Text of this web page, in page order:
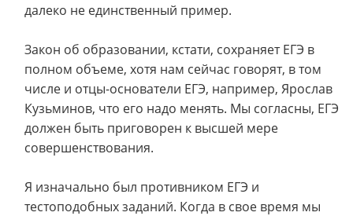
далеко не единственный пример.
Закон об образовании, кстати, сохраняет ЕГЭ в
полном объеме, хотя нам сейчас говорят, в том
числе и отцы-основатели ЕГЭ, например, Ярослав
Кузьминов, что его надо менять. Мы согласны, ЕГЭ
должен быть приговорен к высшей мере
совершенствования.
Я изначально был противником ЕГЭ и
тестоподобных заданий. Когда в свое время мы